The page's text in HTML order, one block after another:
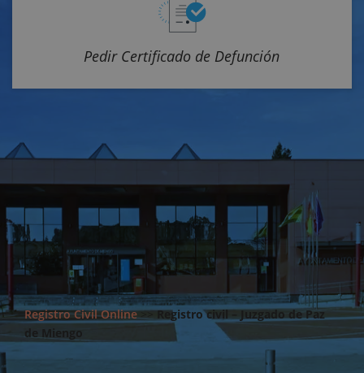
Pedir Certificado de Defunción
Registro Civil Online>>Registro civil – Juzgado de Paz
de Miengo